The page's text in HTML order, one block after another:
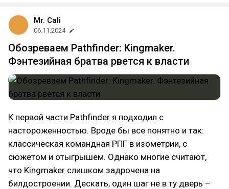
Mr. Cali
06.11.2024
Обозреваем Pathfinder: Kingmaker.
Фэнтезийная братва рвется к власти
К первой части Pathfinder я подходил с
настороженностью. Вроде бы все понятно и так:
классическая командная РПГ в изометрии, с
сюжетом и отыгрышем. Однако многие считают,
что Kingmaker слишком задрочена на
билдостроении. Дескать, один шаг не в ту дверь –